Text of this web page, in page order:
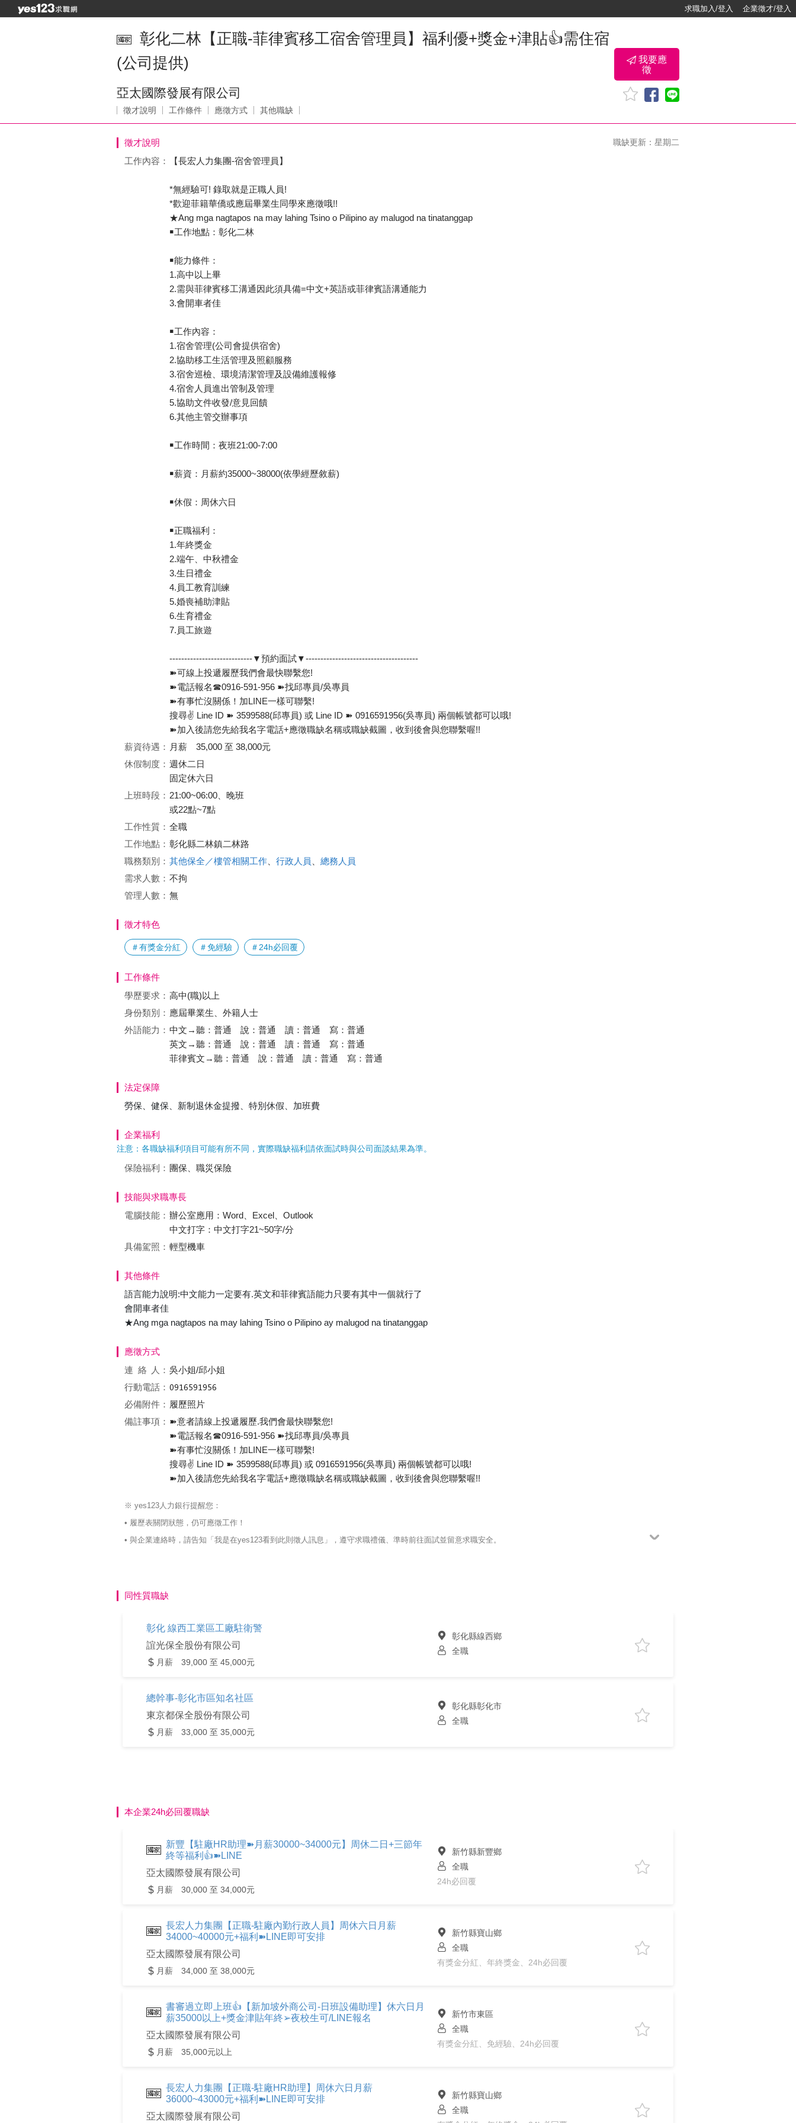
求職加入/登入 企業徵才/登入
彰化二林【正職-菲律賓移工宿舍管理員】福利優+獎金+津貼👍需住宿
(公司提供)
亞太國際發展有限公司
徵才說明 工作條件 應徵方式 其他職缺
我要應
徵
徵才說明 職缺更新：星期二
工作內容： 【長宏人力集團-宿舍管理員】
*無經驗可! 錄取就是正職人員!
*歡迎菲籍華僑或應屆畢業生同學來應徵哦!!
★Ang mga nagtapos na may lahing Tsino o Pilipino ay malugod na tinatanggap
￭工作地點：彰化二林
￭能力條件：
1.高中以上畢
2.需與菲律賓移工溝通因此須具備=中文+英語或菲律賓語溝通能力
3.會開車者佳
￭工作內容：
1.宿舍管理(公司會提供宿舍)
2.協助移工生活管理及照顧服務
3.宿舍巡檢、環境清潔管理及設備維護報修
4.宿舍人員進出管制及管理
5.協助文件收發/意見回饋
6.其他主管交辦事項
￭工作時間：夜班21:00-7:00
￭薪資：月薪約35000~38000(依學經歷敘薪)
￭休假：周休六日
￭正職福利：
1.年終獎金
2.端午、中秋禮金
3.生日禮金
4.員工教育訓練
5.婚喪補助津貼
6.生育禮金
7.員工旅遊
----------------------------▼預約面試▼--------------------------------------
➽可線上投遞履歷我們會最快聯繫您!
➽電話報名☎️0916-591-956 ➽找邱專員/吳專員
➽有事忙沒關係！加LINE一樣可聯繫!
搜尋✌ Line ID ➽ 3599588(邱專員) 或 Line ID ➽ 0916591956(吳專員) 兩個帳號都可以哦!
➽加入後請您先給我名字電話+應徵職缺名稱或職缺截圖，收到後會與您聯繫喔!!
薪資待遇： 月薪 35,000 至 38,000元
休假制度： 週休二日
固定休六日
上班時段： 21:00~06:00、晚班
或22點~7點
工作性質： 全職
工作地點： 彰化縣二林鎮二林路
職務類別： 其他保全／樓管相關工作 行政人員
總務人員
需求人數： 不拘
管理人數： 無
徵才特色
＃有獎金分紅 ＃免經驗 ＃24h必回覆
工作條件
學歷要求： 高中(職)以上
身份類別： 應屆畢業生、外籍人士
外語能力： 中文→聽：普通 說：普通 讀：普通 寫：普通
英文→聽：普通 說：普通 讀：普通 寫：普通
菲律賓文→聽：普通 說：普通 讀：普通 寫：普通
法定保障
勞保、健保、新制退休金提撥、特別休假、加班費
企業福利
注意：各職缺福利項目可能有所不同，實際職缺福利請依面試時與公司面談結果為準。
保險福利： 團保、職災保險
技能與求職專長
電腦技能： 辦公室應用：Word、Excel、Outlook
中文打字：中文打字21~50字/分
具備駕照： 輕型機車
其他條件
語言能力說明:中文能力一定要有.英文和菲律賓語能力只要有其中一個就行了
會開車者佳
★Ang mga nagtapos na may lahing Tsino o Pilipino ay malugod na tinatanggap
應徵方式
連絡
人： 吳小姐/邱小姐
行動電話：
必備附件： 履歷照片
備註事項： ➽意者請線上投遞履歷.我們會最快聯繫您!
➽電話報名☎️0916-591-956 ➽找邱專員/吳專員
➽有事忙沒關係！加LINE一樣可聯繫!
搜尋✌ Line ID ➽ 3599588(邱專員) 或 0916591956(吳專員) 兩個帳號都可以哦!
➽加入後請您先給我名字電話+應徵職缺名稱或職缺截圖，收到後會與您聯繫喔!!
※ yes123人力銀行提醒您：
• 履歷表關閉狀態，仍可應徵工作！
• 與企業連絡時，請告知「我是在yes123看到此則徵人訊息」，遵守求職禮儀、準時前往面試並留意求職安全。
同性質職缺
彰化 線西工業區工廠駐衛警
誼光保全股份有限公司
月薪 39,000 至 45,000元
彰化縣線西鄉
全職
總幹事-彰化市區知名社區
東京都保全股份有限公司
月薪 33,000 至 35,000元
彰化縣彰化市
全職
本企業24h必回覆職缺
新豐【駐廠HR助理➽月薪30000~34000元】周休二日+三節年
終等福利👍➽LINE
亞太國際發展有限公司
月薪 30,000 至 34,000元
新竹縣新豐鄉
全職
24h必回覆
長宏人力集團【正職-駐廠內勤行政人員】周休六日月薪
34000~40000元+福利➽LINE即可安排
亞太國際發展有限公司
月薪 34,000 至 38,000元
新竹縣寶山鄉
全職
有獎金分紅、年終獎金、24h必回覆
書審過立即上班👍【新加坡外商公司-日班設備助理】休六日月
薪35000以上+獎金津貼年終➢夜校生可/LINE報名
亞太國際發展有限公司
月薪 35,000元以上
新竹市東區
全職
有獎金分紅、免經驗、24h必回覆
長宏人力集團【正職-駐廠HR助理】周休六日月薪
36000~43000元+福利➽LINE即可安排
亞太國際發展有限公司
新竹縣寶山鄉
全職